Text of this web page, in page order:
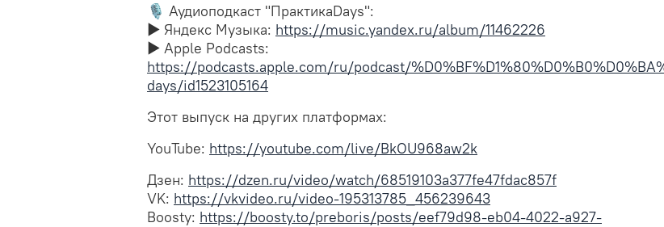
🎙️ Аудиоподкаст "ПрактикаDays":
▶︎ Яндекс Музыка: https://music.yandex.ru/album/11462226
▶︎ Apple Podcasts:
https://podcasts.apple.com/ru/podcast/
days/id1523105164
Этот выпуск на других платформах:
YouTube: https://youtube.com/live/BkOU968aw2k
Дзен: https://dzen.ru/video/watch/68519103a377fe47fdac857f
VK: https://vkvideo.ru/video-195313785_456239643
Boosty: https://boosty.to/preboris/posts/eef79d98-eb04-4022-a927-